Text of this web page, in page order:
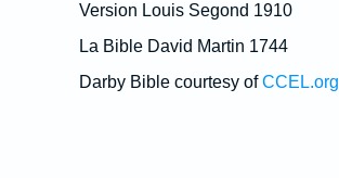
Version Louis Segond 1910
La Bible David Martin 1744
Darby Bible courtesy ofCCEL.org